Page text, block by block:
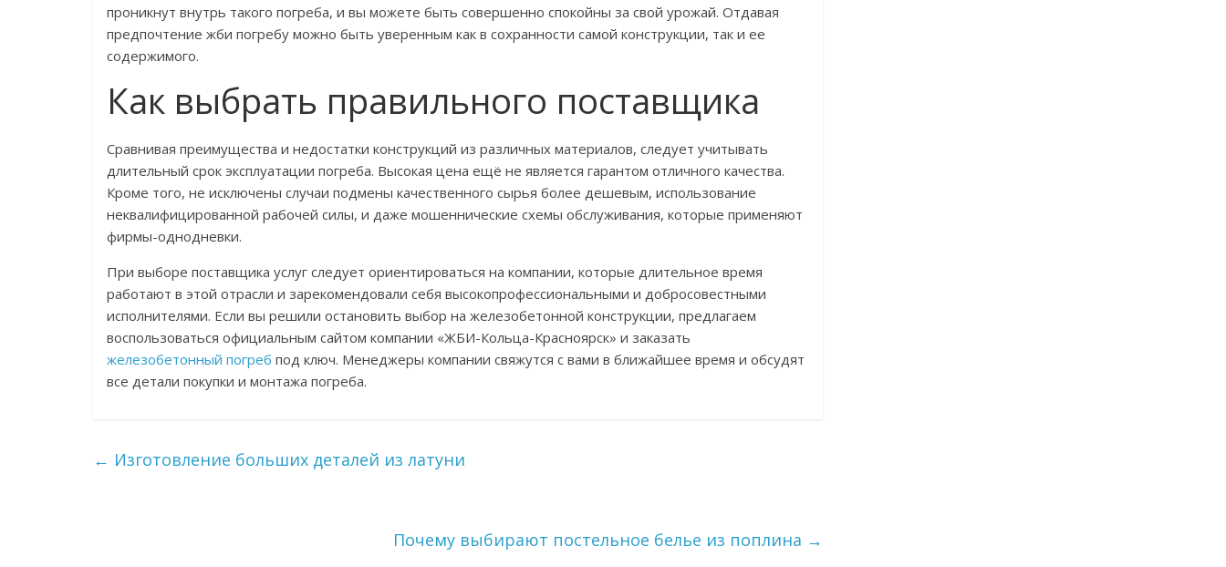
проникнут внутрь такого погреба, и вы можете быть совершенно спокойны за свой урожай. Отдавая
предпочтение жби погребу можно быть уверенным как в сохранности самой конструкции, так и ее
содержимого.
Как выбрать правильного поставщика
Сравнивая преимущества и недостатки конструкций из различных материалов, следует учитывать
длительный срок эксплуатации погреба. Высокая цена ещё не является гарантом отличного качества.
Кроме того, не исключены случаи подмены качественного сырья более дешевым, использование
неквалифицированной рабочей силы, и даже мошеннические схемы обслуживания, которые применяют
фирмы-однодневки.
При выборе поставщика услуг следует ориентироваться на компании, которые длительное время
работают в этой отрасли и зарекомендовали себя высокопрофессиональными и добросовестными
исполнителями. Если вы решили остановить выбор на железобетонной конструкции, предлагаем
воспользоваться официальным сайтом компании «ЖБИ-Кольца-Красноярск» и заказать
железобетонный погреб под ключ. Менеджеры компании свяжутся с вами в ближайшее время и обсудят
все детали покупки и монтажа погреба.
← Изготовление больших деталей из латуни
Почему выбирают постельное белье из поплина →